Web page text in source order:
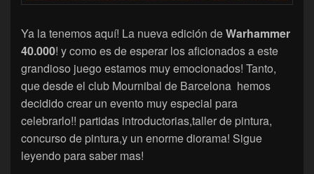
Ya la tenemos aquí! La nueva edición deWarhammer
40.000! y como es de esperar los aficionados a este
grandioso juego estamos muy emocionados! Tanto,
que desde el club Mournibal de Barcelona hemos
decidido crear un evento muy especial para
celebrarlo!! partidas introductorias,taller de pintura,
concurso de pintura,y un enorme diorama! Sigue
leyendo para saber mas!